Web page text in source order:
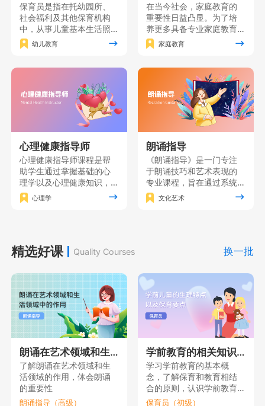
保育员是指在托幼园所、
社会福利及其他保育机构
中，从事儿童基本生活照
料、保健、自理能力培养
和辅助教育工作的人员。
求，对保育员应具有的基
础知识和基本技能进行培
训的一门课程。
幼儿教育
在当今社会，家庭教育的
重要性日益凸显。为了培
养更多具备专业家庭教育
知识和技能的家长，我们
精心打造了一门家庭教育
理论知识与实践技能紧密
结合，致力于为广大家长
提供一个系统、全面的学
习平台。
家庭教育
心理健康指导师
心理健康指导师课程是帮
助学生通过掌握基础的心
理学以及心理健康知识，
形成对人的心理的全面理
解，在此基础上掌握心理
心理学
朗诵指导
《朗诵指导》是一门专注
于朗诵技巧和艺术表现的
专业课程，旨在通过系统
的训练和实践使学员掌握
朗诵的基本功，同时注重
舞台上自如地展现自己的
文化艺术
精选好课 Quality Courses 换一批
朗诵在艺术领域和生活领域中的作用
了解朗诵在艺术领域和生
活领域的作用，体会朗诵
的重要性
朗诵指导（高级）
学前教育的相关知识（一）
学习学前教育的基本概
念，了解保育和教育相结
合的原则，认识学前教育
的重要性。
保育员（初级）